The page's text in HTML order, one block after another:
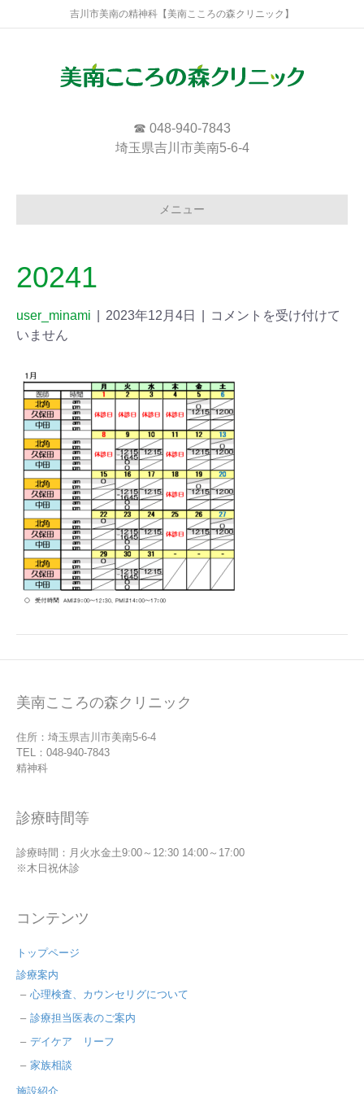
吉川市美南の精神科【美南こころの森クリニック】
☎ 048-940-7843
埼玉県吉川市美南5-6-4
メニュー
20241
user_minami 2023年12月4日
コメントを受け付けて
いません
美南こころの森クリニック
住所：埼玉県吉川市美南5-6-4
TEL：048-940-7843
精神科
診療時間等
診療時間：月火水金土9:00～12:30 14:00～17:00
※木日祝休診
コンテンツ
トップページ
診療案内
心理検査、カウンセリグについて
診療担当医表のご案内
デイケア リーフ
家族相談
施設紹介